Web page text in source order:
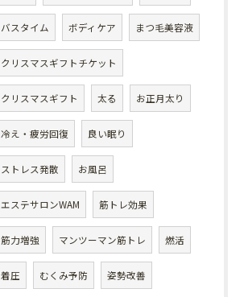
バスタイム ボディケア まつ毛美容液
クリスマスギフトチケット
クリスマスギフト 太る お正月太り
冷え・疲労回復 良い眠り
ストレス発散 お風呂
エステサロンWAM 筋トレ効果
筋力増強 マンツーマン筋トレ 燃活
着圧 むくみ予防 姿勢改善